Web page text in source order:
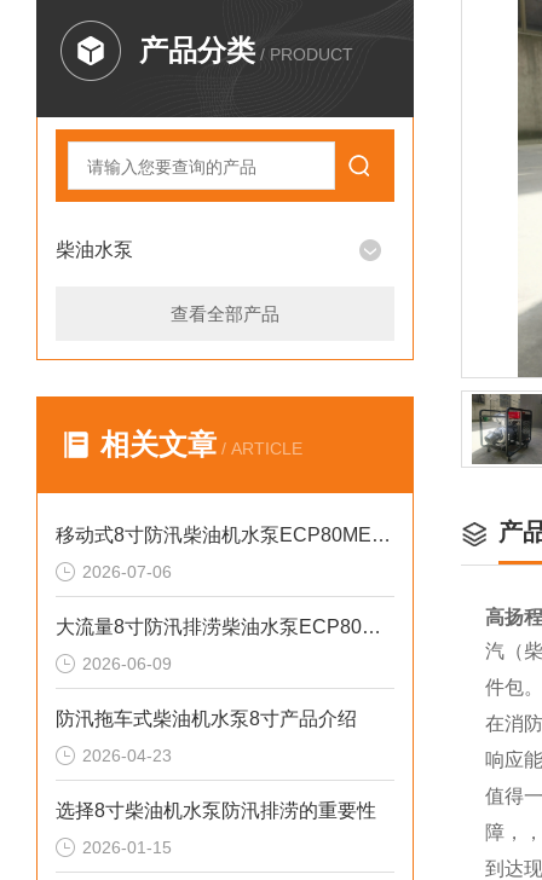
产品分类 / PRODUCT
柴油水泵
查看全部产品
相关文章 / ARTICLE
移动式8寸防汛柴油机水泵ECP80ME产品介绍
2026-07-06
大流量8寸防汛排涝柴油水泵ECP80ME产品介绍
2026-06-09
防汛拖车式柴油机水泵8寸产品介绍
2026-04-23
选择8寸柴油机水泵防汛排涝的重要性
2026-01-15
产
高扬程
汽（
件包。
在消
响应
值得
障，
到达